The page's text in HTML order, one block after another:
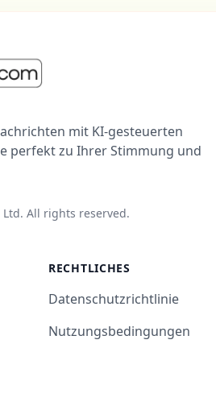
mit KI-gesteuerten
perfekt zu Ihrer Stimmung und
Ltd. All rights reserved.
RECHTLICHES
Datenschutzrichtlinie
Nutzungsbedingungen